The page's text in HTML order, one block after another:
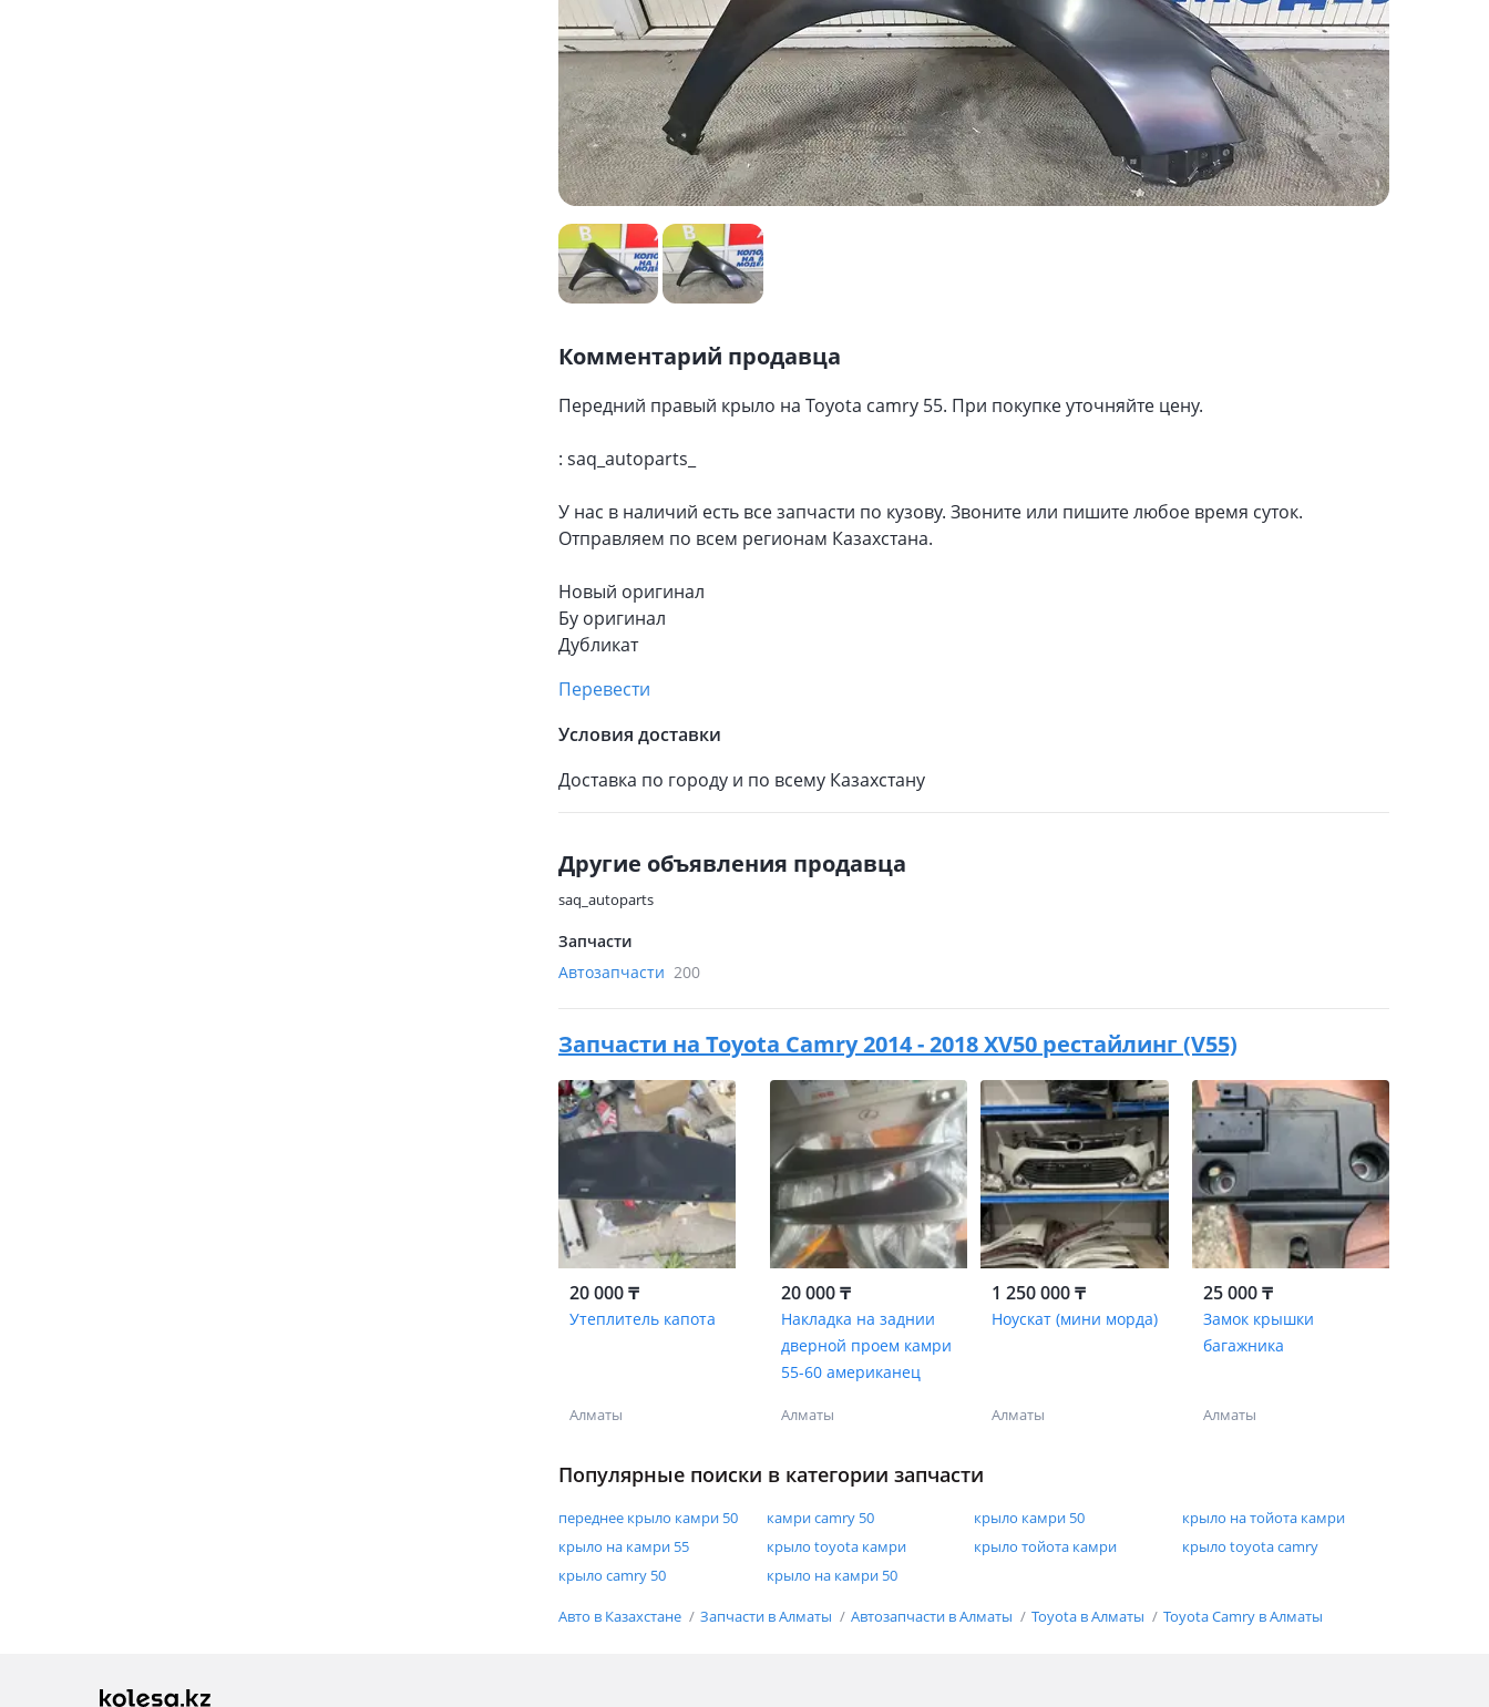
Комментарий продавца
Передний правый крыло на Toyota camry 55. При покупке уточняйте цену.
: saq_autoparts_
У нас в наличий есть все запчасти по кузову. Звоните или пишите любое время суток.
Отправляем по всем регионам Казахстана.
Новый оригинал
Бу оригинал
Дубликат
Перевести
Условия доставки
Доставка по городу и по всему Казахстану
Другие объявления продавца
saq_autoparts
Запчасти
Автозапчасти 200
Запчасти на Toyota Camry 2014 - 2018 XV50 рестайлинг (V55)
20 000 ₸
Утеплитель капота
Алматы
20 000 ₸
Накладка на заднии
дверной проем камри
55-60 американец
Алматы
1 250 000 ₸
Ноускат (мини морда)
Алматы
25 000 ₸
Замок крышки
багажника
Алматы
Популярные поиски в категории запчасти
переднее крыло камри 50 камри camry 50 крыло камри 50
крыло на тойота камри
крыло на камри 55
крыло toyota камри крыло тойота камри
крыло toyota camry
крыло camry 50
крыло на камри 50
Авто в Казахстане Запчасти в Алматы Автозапчасти в Алматы Toyota в Алматы Toyota Camry в Алматы